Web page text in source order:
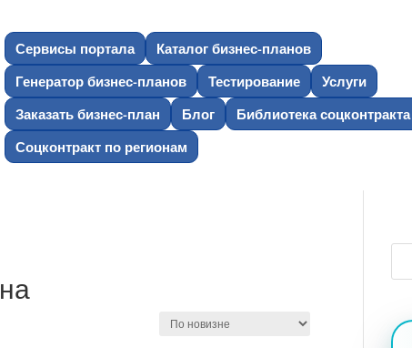
Сервисы портала
Каталог бизнес-планов
Генератор бизнес-планов
Тестирование
Услуги
Заказать бизнес-план
Блог
Библиотека соцконтракта
Соцконтракт по регионам